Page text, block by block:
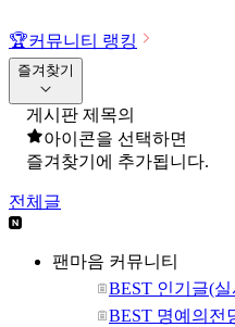
🏆커뮤니티 랭킹
즐겨찾기
게시판 제목의
아이콘을 선택하면
즐겨찾기에 추가됩니다.
전체글
팬마음 커뮤니티
BEST 인기글(
BEST 명예의전